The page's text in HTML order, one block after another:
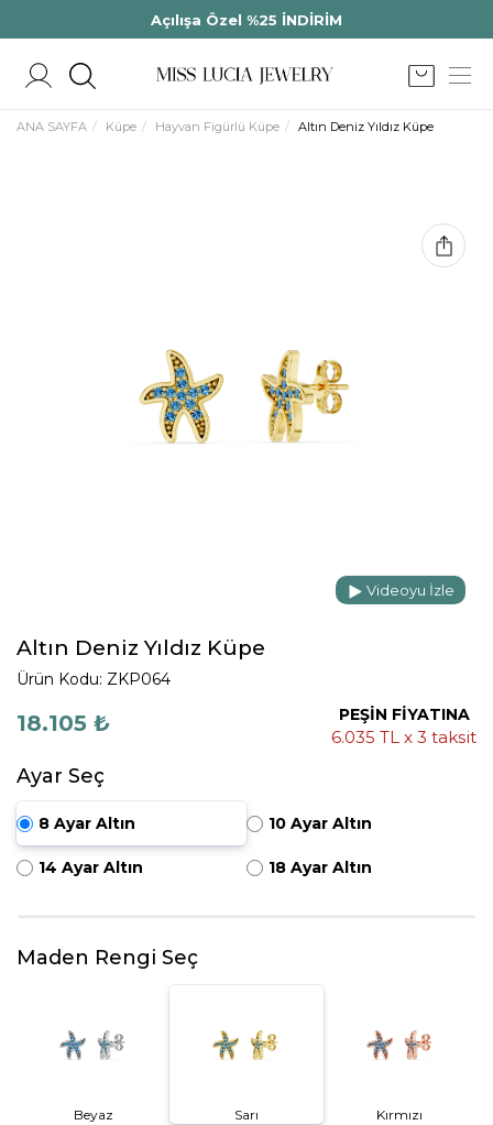
Açılışa Özel %25 İNDİRİM
ANA SAYFA Küpe Hayvan Figürlü Küpe Altın Deniz Yıldız Küpe
Videoyu İzle
Altın Deniz Yıldız Küpe
Ürün Kodu: ZKP064
18.105 ₺ PEŞİN FİYATINA
6.035 TL x 3 taksit
Ayar Seç
8 Ayar Altın 10 Ayar Altın
14 Ayar Altın 18 Ayar Altın
Maden Rengi Seç
Beyaz Sarı Kırmızı